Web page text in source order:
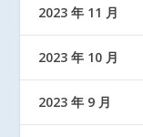
2023 年 11 月
2023 年 10 月
2023 年 9 月